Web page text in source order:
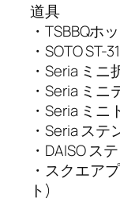
道具
・TSBBQホ
・SOTO
・Seria ミ
・Seria ミニ
・Seria ミニ
・Seria ス
・DAISO ス
・スクエア
ト)